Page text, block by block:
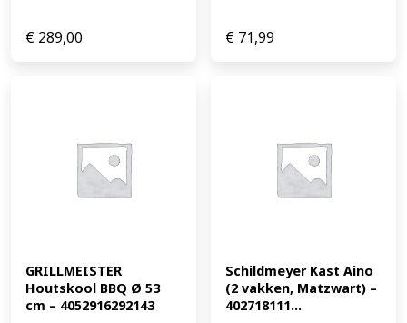
€ 289,00 € 71,99
GRILLMEISTER
Houtskool BBQ Ø 53
cm – 4052916292143
Schildmeyer Kast Aino
(2 vakken, Matzwart) –
402718111...